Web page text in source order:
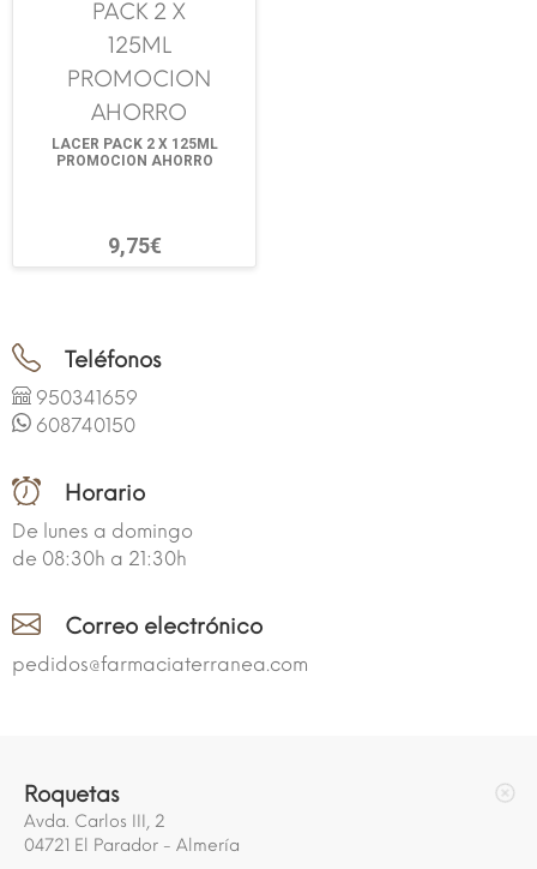
LACER PACK 2 X 125ML
PROMOCION AHORRO
9,75€
Teléfonos
950341659
608740150
Horario
De lunes a domingo
de 08:30h a 21:30h
Correo electrónico
pedidos@farmaciaterranea.com
Roquetas
Avda. Carlos III, 2
04721 El Parador - Almería